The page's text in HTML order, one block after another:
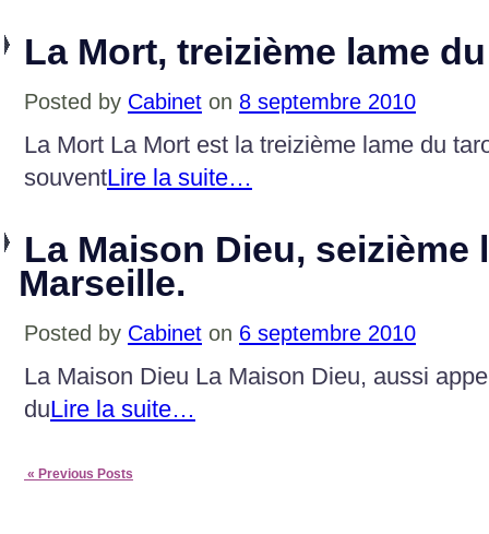
La Mort, treizième lame
Posted by Cabinet on 8 septembre 2010
La Mort La Mort est la treizième lame du
souventLire la suite…
La Maison Dieu, seizième
Marseille.
Posted by Cabinet on 6 septembre 2010
La Maison Dieu La Maison Dieu, aussi
duLire la suite…
« Previous Posts